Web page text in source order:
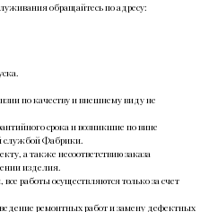
обращайтесь по адресу:
по качеству и внешнему виду не
срока и возникшие по вине
службой Фабрики.
а также несоответствию заказа
изделия.
работы осуществляются только за счет
ремонтных работ и замену дефектных